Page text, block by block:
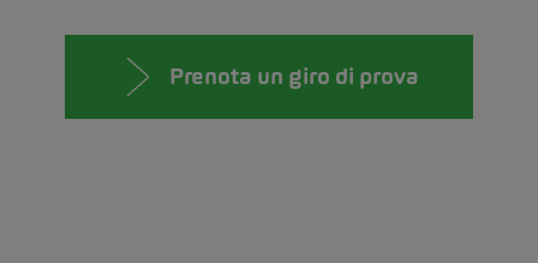
Prenota un giro di prova